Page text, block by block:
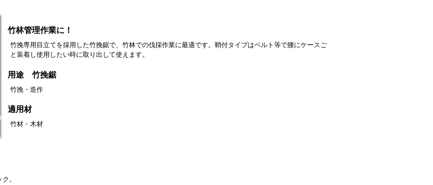
竹林管理作業に！
竹挽専用目立てを採用した竹挽鋸で、竹林での伐採作業に最適です。鞘付タイプはベルト等で腰にケースご
と装着し使用したい時に取り出して使えます。
用途 竹挽鋸
竹挽・造作
適用材
竹材・木材
。